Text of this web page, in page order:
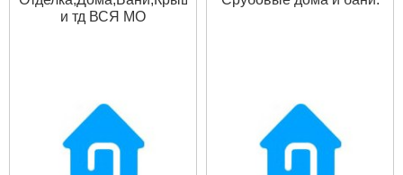
и тд ВСЯ МО